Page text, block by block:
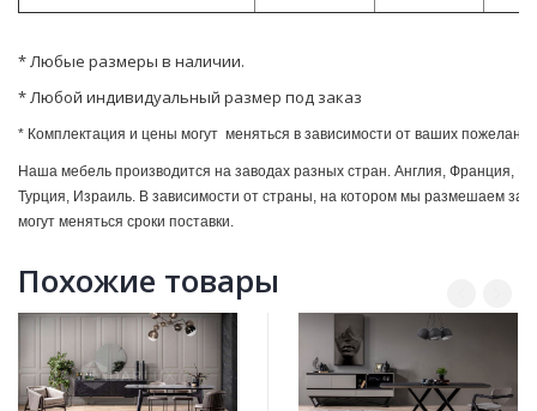
* Любые размеры в наличии.
* Любой индивидуальный размер под заказ
* Комплектация и цены могут меняться в зависимости от ваших пожеланий
Наша мебель производится на заводах разных стран. Англия, Франция,
Турция, Израиль. В зависимости от страны, на котором мы размешаем
могут мeняться сроки поставки.
Похожие товары